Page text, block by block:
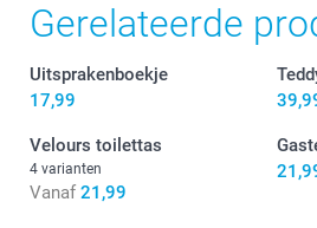
Gerelateerde
Uitsprakenboekje
17,99
Velours toilettas
4 varianten
Vanaf 21,99